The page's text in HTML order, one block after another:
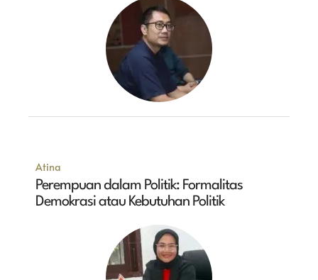
Atina
Perempuan dalam Politik: Formalitas
Demokrasi atau Kebutuhan Politik